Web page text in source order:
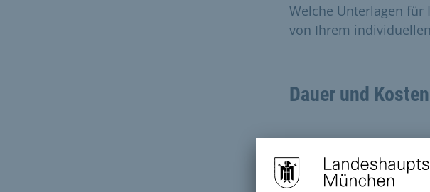
Welche Unterlagen
von Ihrem
Dauer und Kosten
Aktuell erreichen das